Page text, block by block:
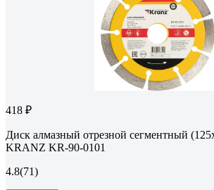
418 ₽
Диск алмазный отрезной сегментный
KRANZ KR-90-0101
4.8(71)